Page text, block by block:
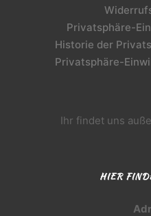
Privatsphäre-
Historie der
Privatsphäre-
Ihr findet uns
HIER